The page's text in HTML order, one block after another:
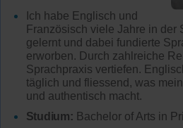
Ich habe Englisch und
Französisch viele Jahre in der
gelernt und dabei fundierte
erworben. Durch zahlreiche
Sprachpraxis vertiefen.
täglich und fliessend, was
und authentisch macht.
Studium: Bachelor of Arts in